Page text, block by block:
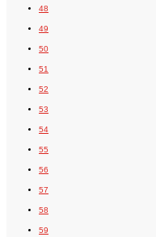
48
49
50
51
52
53
54
55
56
57
58
59